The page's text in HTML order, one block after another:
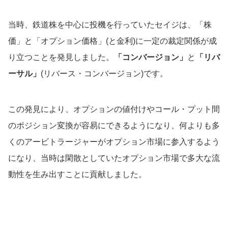
当時、鉄道株を中心に投機を行っていたセイジは、「株
価」と「オプション価格」(と金利)に一定の裁定関係が成
り立つことを発見しました。
「コンバージョン」 と
「リバ
ーサル」 (リバース・コンバージョン)です。
この発見により、オプションの値付けやコール・プット間
のポジション変換が容易にできるようになり、何よりも多
くのアービトラージャーがオプション市場に参入するよう
になり、当時は閑散としていたオプション市場で多大な流
動性を生み出すことに貢献しました。